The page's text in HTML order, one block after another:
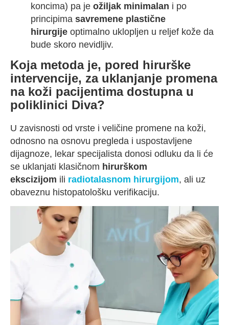
koncima) pa je ožiljak minimalan i po
principima savremene plastične
hirurgije optimalno uklopljen u reljef kože da
bude skoro nevidljiv.
Koja metoda je, pored hirurške
intervencije, za uklanjanje promena
na koži pacijentima dostupna u
poliklinici Diva?
U zavisnosti od vrste i veličine promene na koži,
odnosno na osnovu pregleda i uspostavljene
dijagnoze, lekar specijalista donosi odluku da li će
se uklanjati klasičnom hirurškom
ekscizijom ili radiotalasnom hirurgijom, ali uz
obaveznu histopatološku verifikaciju.